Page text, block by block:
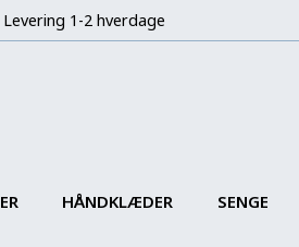
Levering 1-2 hverdage
HÅNDKLÆDER SENGE